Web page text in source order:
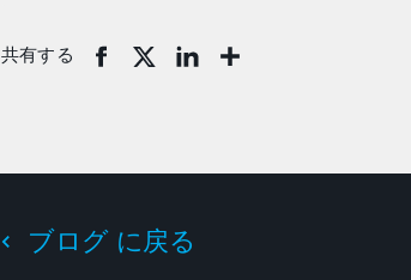
共有する Share
ブログ に戻る